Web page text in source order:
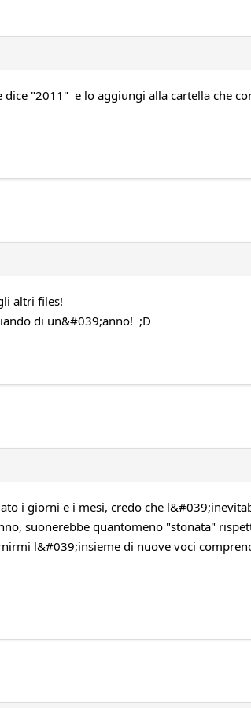
"2011" e lo aggiungi alla cartella che
altri files!
di un&#039;anno! ;D
i giorni e i mesi, credo che
suonerebbe quantomeno "stonata"
l&#039;insieme di nuove voci